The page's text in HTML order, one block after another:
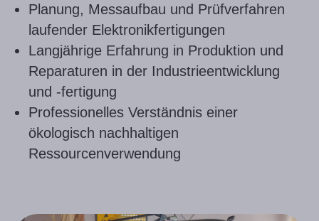
Planung, Messaufbau und Prüfverfahren
laufender Elektronikfertigungen
Langjährige Erfahrung in Produktion und
Reparaturen in der Industrieentwicklung
und -fertigung
Professionelles Verständnis einer
ökologisch nachhaltigen
Ressourcenverwendung